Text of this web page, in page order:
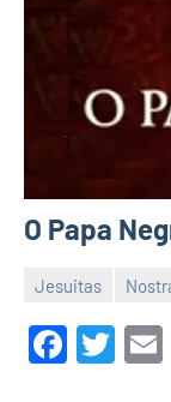
O Papa
Jesuitas
de
maio